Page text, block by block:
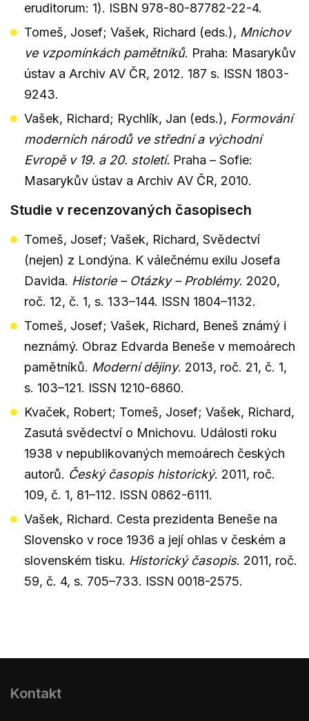
eruditorum: 1). ISBN 978-80-87782-22-4.
Tomeš, Josef; Vašek, Richard (eds.), Mnichov
ve vzpomínkách pamětníků. Praha: Masarykův
ústav a Archiv AV ČR, 2012. 187 s. ISSN 1803-
9243.
Vašek, Richard; Rychlík, Jan (eds.), Formování
moderních národů ve střední a východní
Evropě v 19. a 20. století. Praha – Sofie:
Masarykův ústav a Archiv AV ČR, 2010.
Studie v recenzovaných časopisech
Tomeš, Josef; Vašek, Richard, Svědectví
(nejen) z Londýna. K válečnému exilu Josefa
Davida. Historie – Otázky – Problémy. 2020,
roč. 12, č. 1, s. 133–144. ISSN 1804–1132.
Tomeš, Josef; Vašek, Richard, Beneš známý i
neznámý. Obraz Edvarda Beneše v memoárech
pamětníků. Moderní dějiny. 2013, roč. 21, č. 1,
s. 103–121. ISSN 1210-6860.
Kvaček, Robert; Tomeš, Josef; Vašek, Richard,
Zasutá svědectví o Mnichovu. Události roku
1938 v nepublikovaných memoárech českých
autorů. Český časopis historický. 2011, roč.
109, č. 1, 81–112. ISSN 0862-6111.
Vašek, Richard. Cesta prezidenta Beneše na
Slovensko v roce 1936 a její ohlas v českém a
slovenském tisku. Historický časopis. 2011, roč.
59, č. 4, s. 705–733. ISSN 0018-2575.
Kontakt